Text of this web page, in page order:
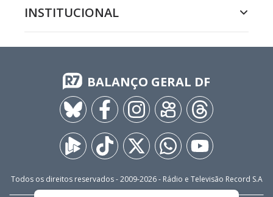
INSTITUCIONAL
BALANÇO GERAL DF
Todos os direitos reservados - 2009-2026- Rádio e Televisão Record S.A